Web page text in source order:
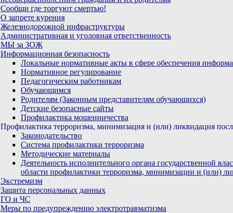
Сообщи где торгуют смертью!
О запрете курения
Железнодорожной инфраструктуры
Административная и уголовная ответственность
МЫ за ЗОЖ
Информационная безопасность
Локальные нормативные акты в сфере обеспечения
Нормативное регулирование
Педагогическим работникам
Обучающимся
Родителям (Законным представителям обучающихся)
Детские безопасные сайты
Профилактика мошенничества
Профилактика терроризма, минимизация и (или) ликвидация
Законодательство
Система профилактики терроризма
Методические материалы
Деятельность исполнительного органа государственной
области профилактики терроризма, минимизации и (или)
Экстремизм
Защита персональных данных
ГО и ЧС
Меры по предупреждению электротравматизма